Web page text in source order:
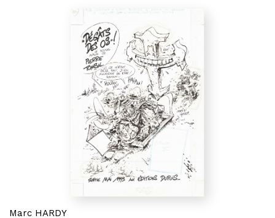
Marc HARDY